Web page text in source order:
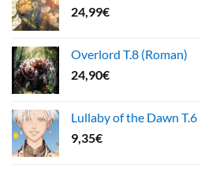
24,99€
Overlord T.8 (Roman)
24,90€
Lullaby of the Dawn T.6
9,35€